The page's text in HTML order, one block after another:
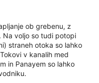
ob grebenu, z
voljo so tudi potopi
straneh otoka so lahko
v kanalih med
in Panayem so lahko